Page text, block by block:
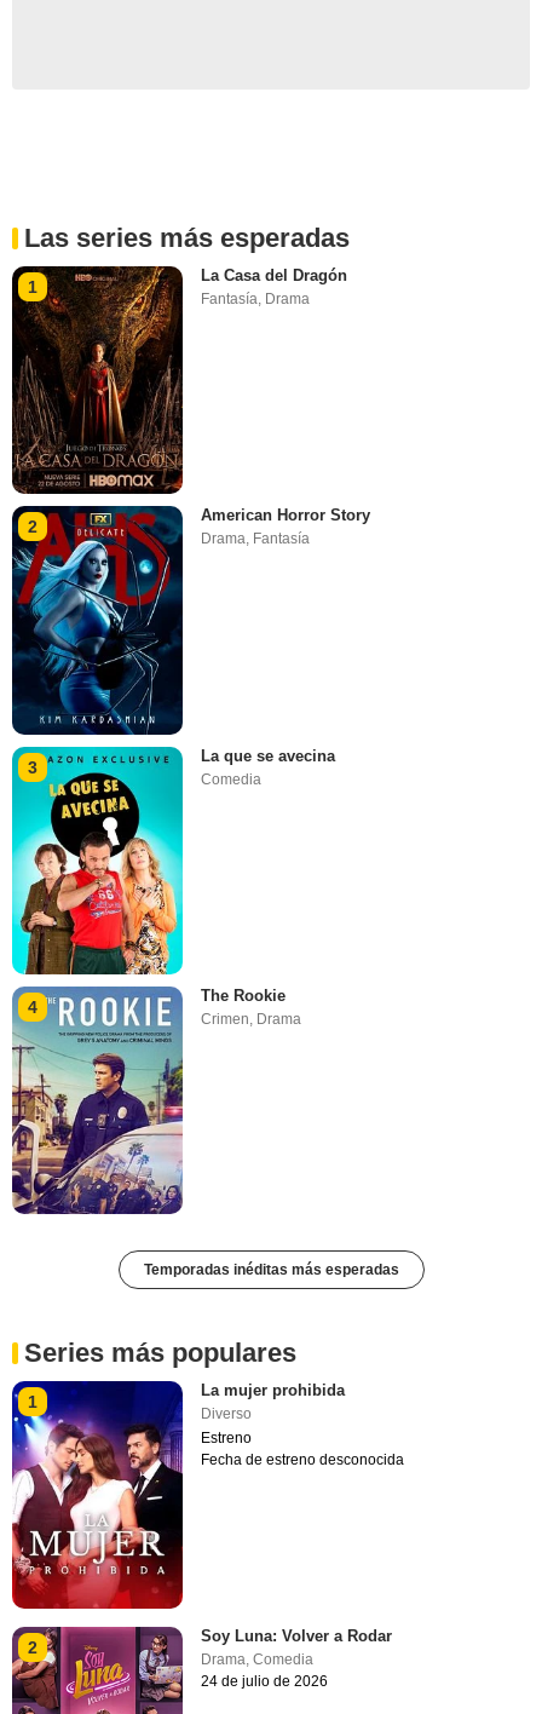
Las series más esperadas
1
La Casa del Dragón
Fantasía, Drama
2
American Horror Story
Drama, Fantasía
3
La que se avecina
Comedia
4
The Rookie
Crimen, Drama
Temporadas inéditas más esperadas
Series más populares
1
La mujer prohibida
Diverso
Estreno
Fecha de estreno desconocida
2
Soy Luna: Volver a Rodar
Drama,Comedia
24 de julio de 2026